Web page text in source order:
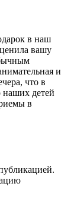
в наш
вашу
и
что в
наших детей
в